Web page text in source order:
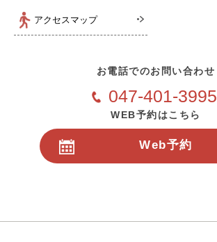
アクセスマップ
お電話でのお問い合わせ
047-401-3995
WEB予約はこちら
Web予約